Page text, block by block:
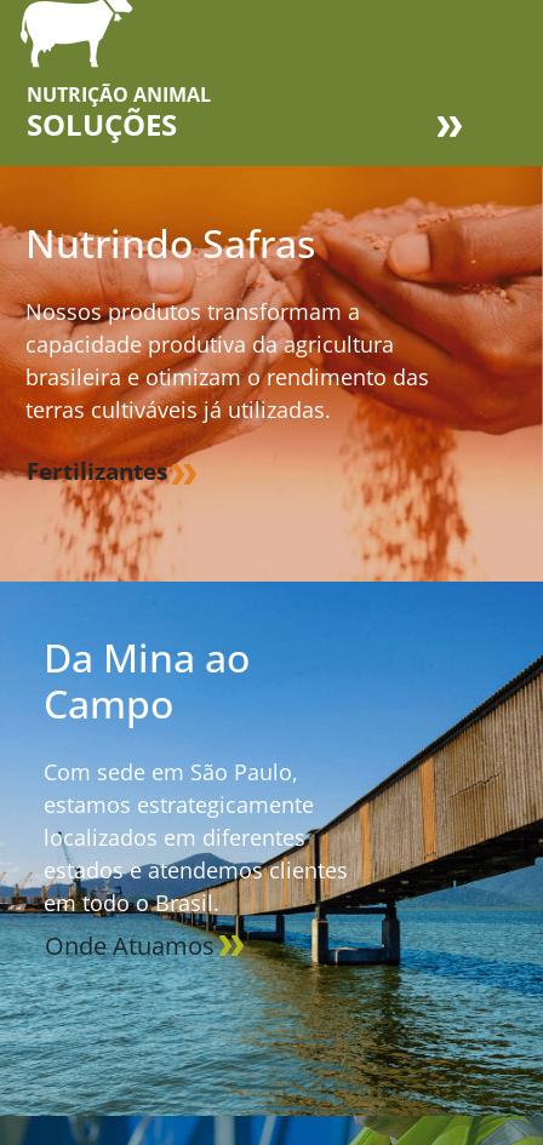
NUTRIÇÃO ANIMAL
SOLUÇÕES
Nutrindo Safras
Nossos produtos transformam a
capacidade produtiva da agricultura
brasileira e otimizam o rendimento das
terras cultiváveis já utilizadas.
Fertilizantes
Da Mina ao
Campo
Com sede em São Paulo,
estamos estrategicamente
localizados em diferentes
estados e atendemos clientes
em todo o Brasil.
Onde Atuamos